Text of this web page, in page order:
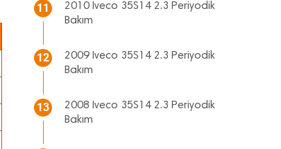
11
2010 Iveco 35S14 2.3 Periyodik
Bakım
12
2009 Iveco 35S14 2.3 Periyodik
Bakım
13
2008 Iveco 35S14 2.3 Periyodik
Bakım